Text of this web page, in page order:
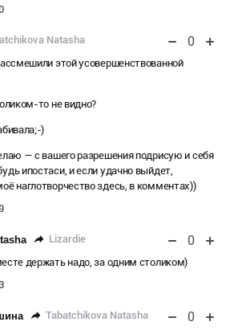
Natasha 0
этой усовершенствованной
то не видно?
)
— с вашего разрешения подрисую и себя
ипостаси, и если удачно выйдет,
наглотворчество здесь, в комментах))
Lizardie 0
держать надо, за одним столиком)
Tabatchikova Natasha 0